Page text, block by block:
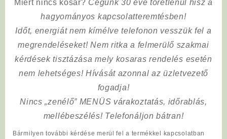
Miért nincs kosár? Cégünk 30 éve töretlenül hisz a
hagyományos kapcsolatteremtésben!
Időt, energiát nem kímélvetelefonon vesszük fel a
megrendeléseket! Nem ritka a felmerülő szakmai
kérdések tisztázása mely kosaras rendelés esetén
nem lehetséges! Hívását azonnal az üzletvezető
fogadja!
Nincs „zenélő” MENÜS várakoztatás, időrablás,
mellébeszélés! Telefonáljon bátran!
Bármilyen további kérdése merül fel a termékkel kapcsolatban